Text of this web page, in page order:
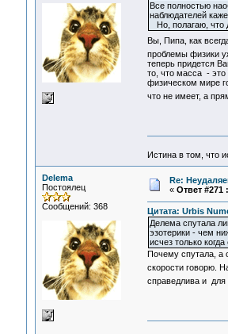
Все полностью
наблюдателей
Но, полагаю, что
Вы, Пипа, как
проблемы физики
теперь придется
то, что масса - это
физическом мире
что не имеет, а
Истина в том, что
Delema
Постоялец
Сообщений: 368
Re:
« Ответ #271 :
Цитата: Urbis
Делема спутала
эзотерики - чем
исчез только
Почему спутала, а
скорости говорю.
справедлива и для